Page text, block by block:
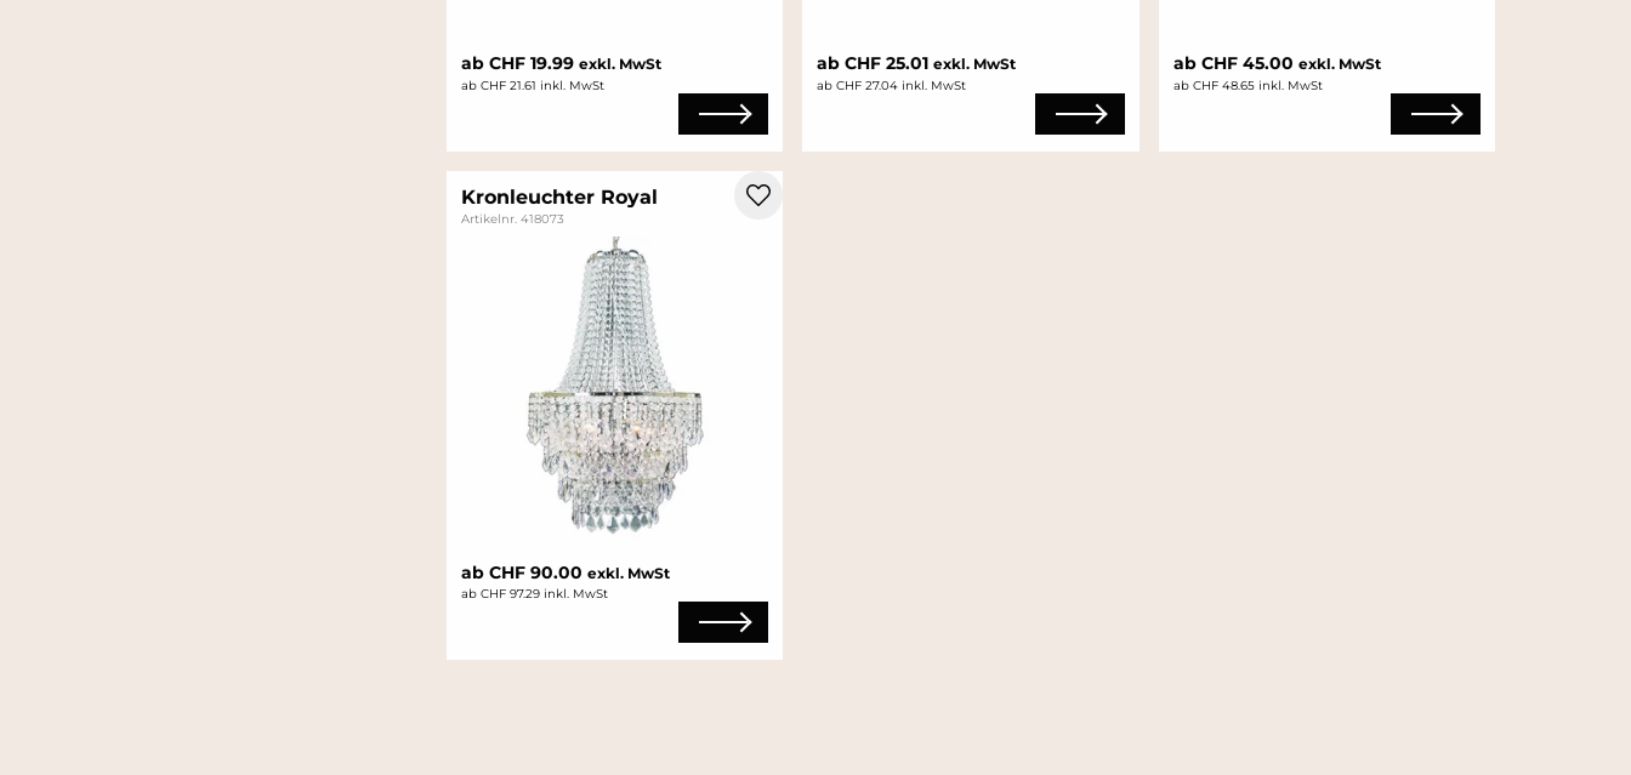
ab CHF 19.99 exkl. MwSt
ab CHF 21.61 inkl. MwSt
ab CHF 25.01exkl. MwSt
ab CHF 27.04 inkl. MwSt
ab CHF 45.00 exkl. MwSt
ab CHF 48.65 inkl. MwSt
Kronleuchter Royal
Artikelnr. 418073
ab CHF 90.00 exkl. MwSt
ab CHF 97.29 inkl. MwSt